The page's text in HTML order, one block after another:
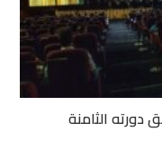
دورته الثامنة